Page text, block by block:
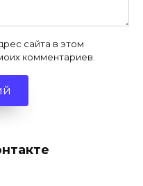
сайта в этом
комментариев.